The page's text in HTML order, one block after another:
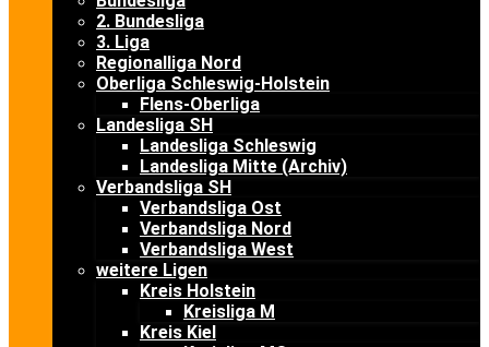
2. Bundesliga
3. Liga
Regionalliga Nord
Oberliga Schleswig-Holstein
Flens-Oberliga
Landesliga SH
Landesliga Schleswig
Landesliga Mitte (Archiv)
Verbandsliga SH
Verbandsliga Ost
Verbandsliga Nord
Verbandsliga West
weitere Ligen
Kreis Holstein
Kreisliga M
Kreis Kiel